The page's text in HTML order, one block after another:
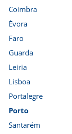
Coimbra
Évora
Faro
Guarda
Leiria
Lisboa
Portalegre
Porto
Santarém